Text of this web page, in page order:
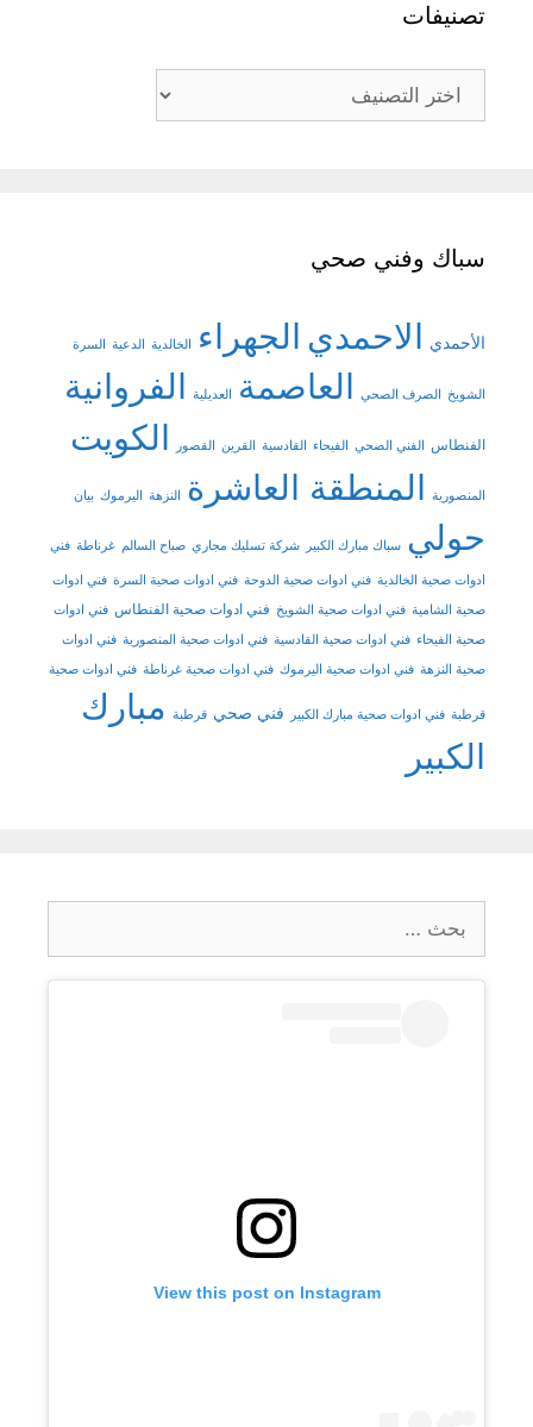
تصنيفات
تصنيفات
سباك وفني صحي
الأحمدي الاحمدي الجهراء الخالدية الدعية السرة
الشويخ الصرف الصحي العاصمة العديلية الفروانية
الفنطاس الفني الصحي الفيحاء القادسية القرين القصور الكويت
المنصورية المنطقة العاشرة النزهة اليرموك بيان
حولي سباك مبارك الكبير شركة تسليك مجاري صباح السالم غرناطة فني
ادوات صحية الخالدية فني ادوات صحية الدوحة فني ادوات صحية السرة فني ادوات
صحية الشامية فني ادوات صحية الشويخ فني ادوات صحية الفنطاس فني ادوات
صحية الفيحاء فني ادوات صحية القادسية فني ادوات صحية المنصورية فني ادوات
صحية النزهة فني ادوات صحية اليرموك فني ادوات صحية غرناطة فني ادوات صحية
قرطبة فني ادوات صحية مبارك الكبير فني صحي قرطبة مبارك
الكبير
عن:
View this post on Instagram